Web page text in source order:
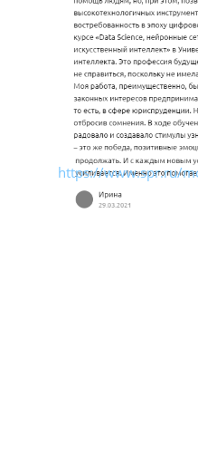
https://www.spr.ru/